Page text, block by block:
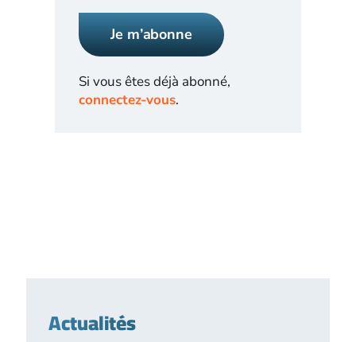
Je m’abonne
Si vous êtes déjà abonné,
connectez-vous.
Actualités